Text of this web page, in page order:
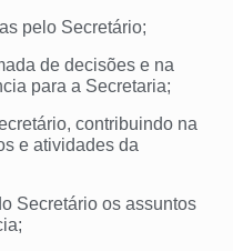
pelo Secretário;
de decisões e na
para a Secretaria;
contribuindo na
e atividades da
Secretário os assuntos